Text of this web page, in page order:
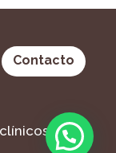
Contacto